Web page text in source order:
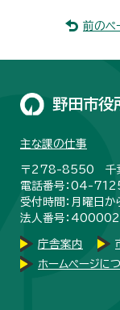
前のペ
野田市役
主な課の仕事
〒278-8550 千葉
電話番号：04-
受付時間：月曜日
法人番号：
庁舎案内
ホームページに